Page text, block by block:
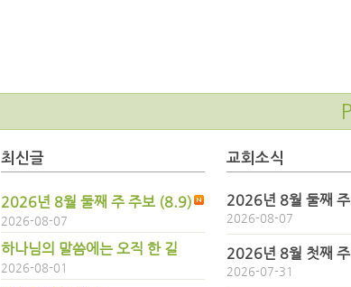
최신글
2026년 8월 둘째 주 주보 (8.9)
2026-08-07
하나님의 말씀에는 오직 한 길
2026-08-01
교회소식
2026년 8월 둘째
2026-08-07
2026년 8월 첫째
2026-07-31